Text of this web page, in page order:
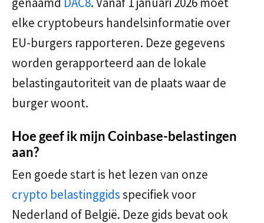
elke cryptobeurs handelsinformatie over
EU-burgers rapporteren. Deze gegevens
worden gerapporteerd aan de lokale
belastingautoriteit van de plaats waar de
burger woont.
Hoe geef ik mijn Coinbase-belastingen
aan?
Een goede start is het lezen van onze
crypto belastinggidsspecifiek voor
Nederland of België. Deze gids bevat ook